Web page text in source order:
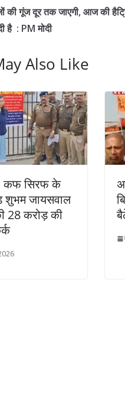
की गूंज दूर तक जाएगी, आज की
है : PM मोदी
Also Like
: कफ सिरफ के
शुभम जायसवाल
28 करोड़ की